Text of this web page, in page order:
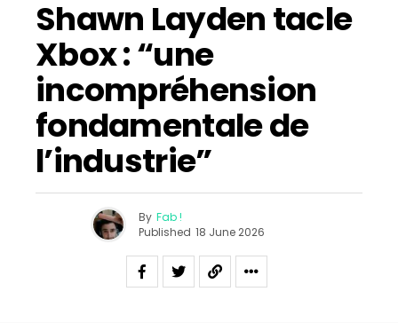
Shawn Layden tacle
Xbox : “une
incompréhension
fondamentale de
l’industrie”
By Fab !
Published 18 June 2026